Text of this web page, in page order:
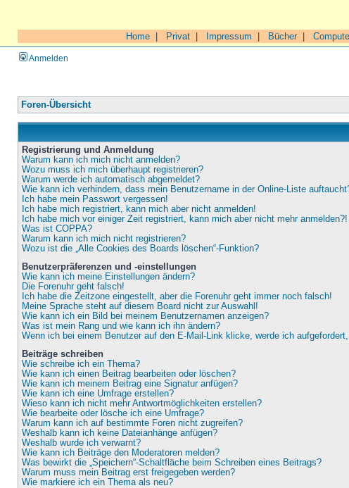
Home Privat Impressum Bücher|
Anmelden
Foren-Übersicht
Registrierung und Anmeldung
Warum kann ich mich nicht anmelden?
Wozu muss ich mich überhaupt registrieren?
Warum werde ich automatisch abgemeldet?
Wie kann ich verhindern, dass mein Benutzername in der Online-Liste
Ich habe mein Passwort vergessen!
Ich habe mich registriert, kann mich aber nicht anmelden!
Ich habe mich vor einiger Zeit registriert, kann mich aber nicht mehr anmelden?!
Was ist COPPA?
Warum kann ich mich nicht registrieren?
Wozu ist die „Alle Cookies des Boards löschen“-Funktion?
Benutzerpräferenzen und -einstellungen
Wie kann ich meine Einstellungen ändern?
Die Forenuhr geht falsch!
Ich habe die Zeitzone eingestellt, aber die Forenuhr geht immer noch falsch!
Meine Sprache steht auf diesem Board nicht zur Auswahl!
Wie kann ich ein Bild bei meinem Benutzernamen anzeigen?
Was ist mein Rang und wie kann ich ihn ändern?
Wenn ich bei einem Benutzer auf den E-Mail-Link klicke, werde ich
Beiträge schreiben
Wie schreibe ich ein Thema?
Wie kann ich einen Beitrag bearbeiten oder löschen?
Wie kann ich meinem Beitrag eine Signatur anfügen?
Wie kann ich eine Umfrage erstellen?
Wieso kann ich nicht mehr Antwortmöglichkeiten erstellen?
Wie bearbeite oder lösche ich eine Umfrage?
Warum kann ich auf bestimmte Foren nicht zugreifen?
Weshalb kann ich keine Dateianhänge anfügen?
Weshalb wurde ich verwarnt?
Wie kann ich Beiträge den Moderatoren melden?
Was bewirkt die „Speichern“-Schaltfläche beim Schreiben eines Beitrags?
Warum muss mein Beitrag erst freigegeben werden?
Wie markiere ich ein Thema als neu?